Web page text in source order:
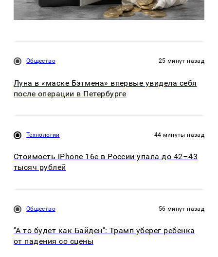
Общество 25 минут назад
Луна в «маске Бэтмена» впервые увидела себя
после операции в Петербурге
Технологии 44 минуты назад
Стоимость iPhone 16e в России упала до 42–43
тысяч рублей
Общество 56 минут назад
"А то будет как Байден": Трамп уберег ребенка
от падения со сцены